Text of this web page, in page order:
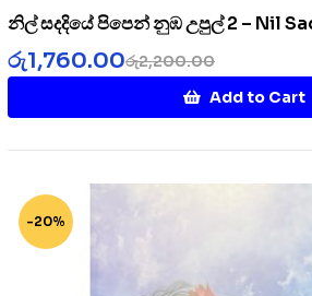
නිල් සදදියේ පිපෙන් නුඹ උපුල් 2 – Nil
රු2,200.00
රු1,760.00
Add to Cart
-20%